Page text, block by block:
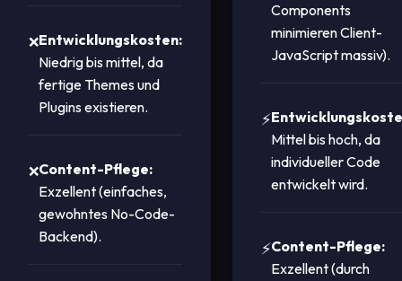
Entwicklungskosten:
Niedrig bis mittel, da
fertige Themes und
Plugins existieren.
Content-Pflege:
Exzellent (einfaches,
gewohntes No-Code-
Backend).
Components
minimieren Client-
JavaScript massiv).
Mittel bis hoch, da
individueller Code
entwickelt wird.
Content-Pflege:
Exzellent (durch